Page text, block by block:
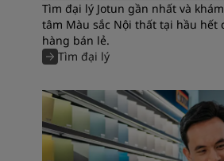
Tìm đại lý Jotun gần nhất và
tâm Màu sắc Nội thất tại hầu hết
hàng bán lẻ.
Tìm đại lý